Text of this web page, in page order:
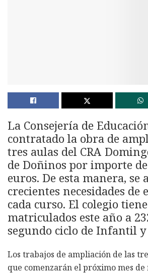
La Consejería de
contratado la obra de
tres aulas del CRA
de Doñinos por importe de
euros. De esta manera, se
crecientes necesidades de
cada curso. El colegio tiene
matriculados este año a
segundo ciclo de Infantil
Los trabajos de ampliación de las
que comenzarán el próximo mes